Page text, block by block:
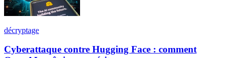
décryptage
Cyberattaque contre Hugging Face : comment